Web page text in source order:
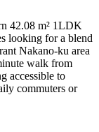
42.08 m² 1LDK
looking for a blend
Nakano-ku area
walk from
accessible to
commuters or